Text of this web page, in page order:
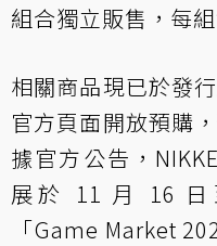
組合獨立販售，每
相關商品現已於發
官方頁面開放預購
據官方公告，
展於 11 月 16
「Game Market